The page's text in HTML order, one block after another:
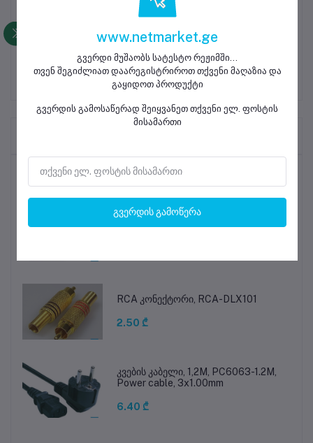
ყველაზე გაყიდვადი პროდუქტები
მობილური ტელეფონის ეკრანის
საწმენდი სალფეთქი
RCA კონექტორი, RCA-DLX101
2.50 ₾
კვების კაბელი, 1,2M, PC6063-1.2M,
Power cable, 3x1.00mm
6.40 ₾
www.netmarket.ge
გვერდი მუშაობს სატესტო რეჟიმში...
თვენ შეგიძლიათ დაარეგისტრიროთ თქვენი მაღაზია და
გაყიდოთ პროდუქტი
გვერდის გამოსაწერად შეიყვანეთ თქვენი ელ. ფოსტის
მისამართი
გვერდის გამოწერა